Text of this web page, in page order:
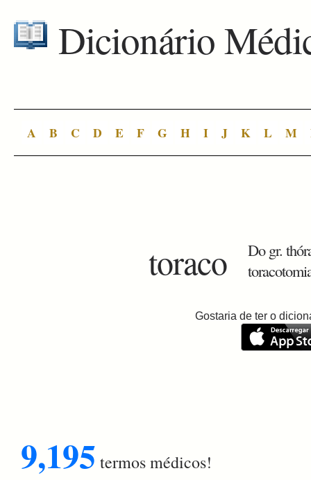
Dicionário
A B C D E F G H I J K L M
toraco
Do gr.
Gostaria de ter o
9,195 termos médicos!